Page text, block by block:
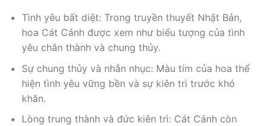
Tình yêu bất diệt: Trong truyền thuyết Nhật Bản,
hoa Cát Cánh được xem như biểu tượng của tình
yêu chân thành và chung thủy.
Sự chung thủy và nhẫn nhục: Màu tím của hoa thể
hiện tình yêu vững bền và sự kiên trì trước khó
khăn.
Lòng trung thành và đức kiên trì: Cát Cánh còn